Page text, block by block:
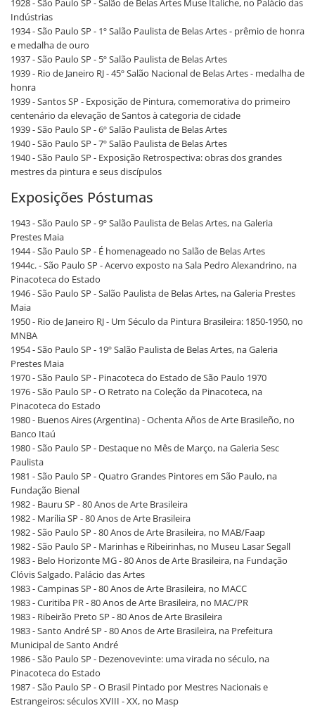
1928 - São Paulo SP - Salão de Belas Artes Muse Italiche, no Palácio das
Indústrias
1934 - São Paulo SP - 1º Salão Paulista de Belas Artes - prêmio de honra
e medalha de ouro
1937 - São Paulo SP - 5º Salão Paulista de Belas Artes
1939 - Rio de Janeiro RJ - 45º Salão Nacional de Belas Artes - medalha de
honra
1939 - Santos SP - Exposição de Pintura, comemorativa do primeiro
centenário da elevação de Santos à categoria de cidade
1939 - São Paulo SP - 6º Salão Paulista de Belas Artes
1940 - São Paulo SP - 7º Salão Paulista de Belas Artes
1940 - São Paulo SP - Exposição Retrospectiva: obras dos grandes
mestres da pintura e seus discípulos
Exposições Póstumas
1943 - São Paulo SP - 9º Salão Paulista de Belas Artes, na Galeria
Prestes Maia
1944 - São Paulo SP - É homenageado no Salão de Belas Artes
1944c. - São Paulo SP - Acervo exposto na Sala Pedro Alexandrino, na
Pinacoteca do Estado
1946 - São Paulo SP - Salão Paulista de Belas Artes, na Galeria Prestes
Maia
1950 - Rio de Janeiro RJ - Um Século da Pintura Brasileira: 1850-1950, no
MNBA
1954 - São Paulo SP - 19º Salão Paulista de Belas Artes, na Galeria
Prestes Maia
1970 - São Paulo SP - Pinacoteca do Estado de São Paulo 1970
1976 - São Paulo SP - O Retrato na Coleção da Pinacoteca, na
Pinacoteca do Estado
1980 - Buenos Aires (Argentina) - Ochenta Años de Arte Brasileño, no
Banco Itaú
1980 - São Paulo SP - Destaque no Mês de Março, na Galeria Sesc
Paulista
1981 - São Paulo SP - Quatro Grandes Pintores em São Paulo, na
Fundação Bienal
1982 - Bauru SP - 80 Anos de Arte Brasileira
1982 - Marília SP - 80 Anos de Arte Brasileira
1982 - São Paulo SP - 80 Anos de Arte Brasileira, no MAB/Faap
1982 - São Paulo SP - Marinhas e Ribeirinhas, no Museu Lasar Segall
1983 - Belo Horizonte MG - 80 Anos de Arte Brasileira, na Fundação
Clóvis Salgado. Palácio das Artes
1983 - Campinas SP - 80 Anos de Arte Brasileira, no MACC
1983 - Curitiba PR - 80 Anos de Arte Brasileira, no MAC/PR
1983 - Ribeirão Preto SP - 80 Anos de Arte Brasileira
1983 - Santo André SP - 80 Anos de Arte Brasileira, na Prefeitura
Municipal de Santo André
1986 - São Paulo SP - Dezenovevinte: uma virada no século, na
Pinacoteca do Estado
1987 - São Paulo SP - O Brasil Pintado por Mestres Nacionais e
Estrangeiros: séculos XVIII - XX, no Masp